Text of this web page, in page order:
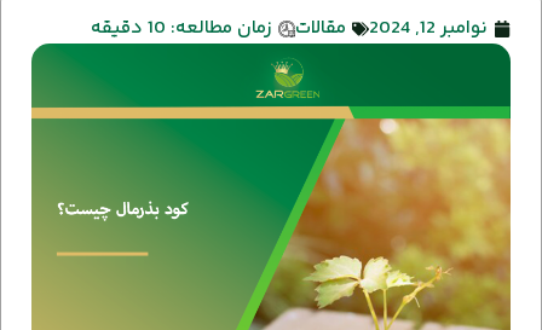
نوامبر 12, 2024 مقالات زمان مطالعه: 10 دقیقه